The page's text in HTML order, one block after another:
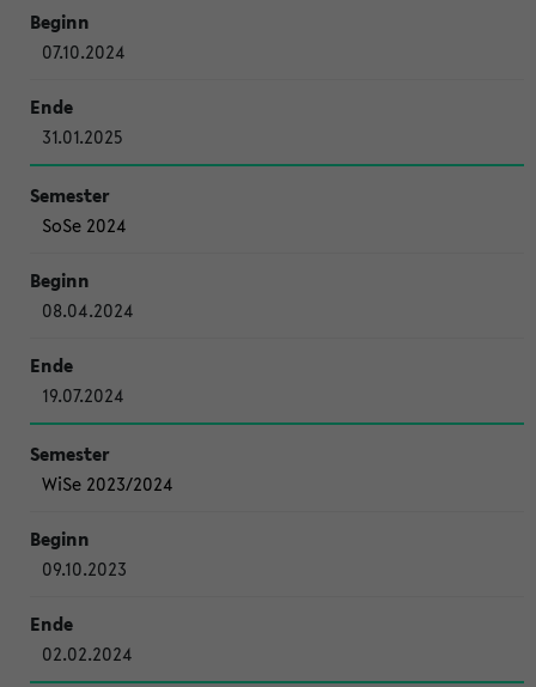
07.10.2024
31.01.2025
SoSe 2024
08.04.2024
19.07.2024
WiSe 2023/2024
09.10.2023
02.02.2024